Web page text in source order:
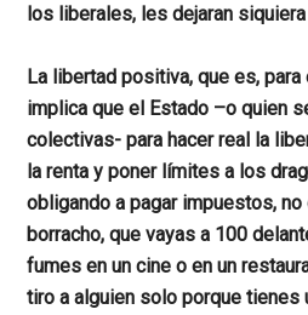
los liberales, les dejaran
La libertad positiva, que es,
implica que el Estado –o quien
colectivas- para hacer real la
la renta y poner límites a los
obligando a pagar impuestos,
borracho, que vayas a 100
fumes en un cine o en un
tiro a alguien solo porque tienes